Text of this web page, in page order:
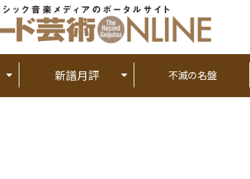
新譜月評 不滅の名盤